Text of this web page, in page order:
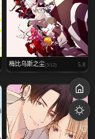
梅比乌斯之尘(5/12) 5.8
蓝光